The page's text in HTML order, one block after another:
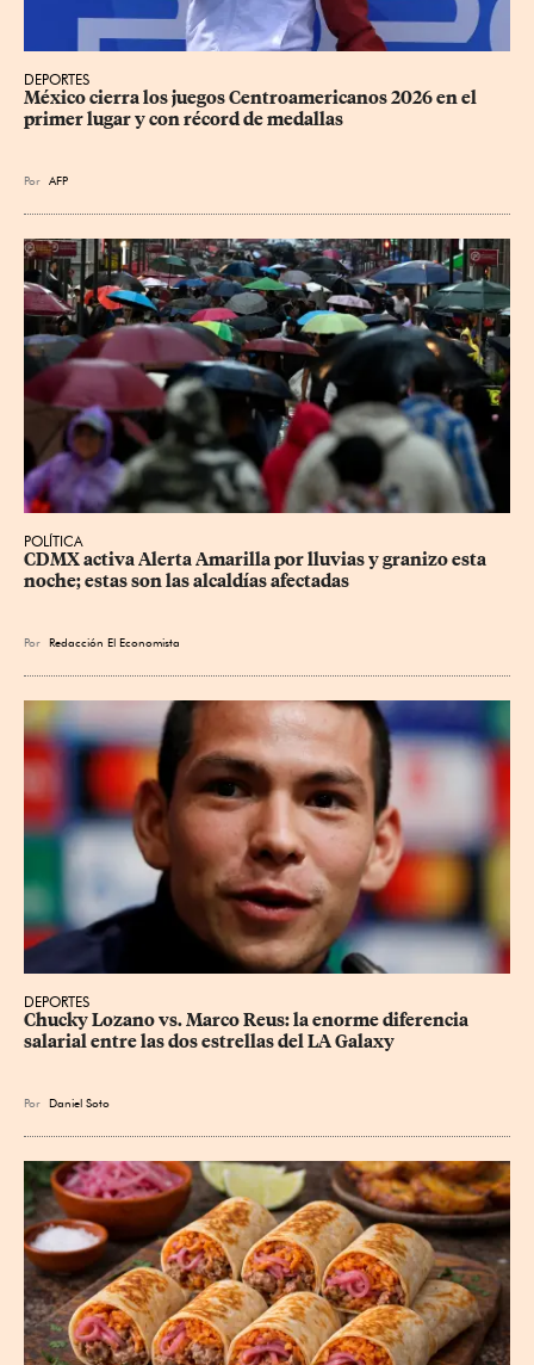
DEPORTES
México cierra los juegos Centroamericanos 2026 en el
primer lugar y con récord de medallas
Por AFP
POLÍTICA
CDMX activa Alerta Amarilla por lluvias y granizo esta
noche; estas son las alcaldías afectadas
Por Redacción El Economista
DEPORTES
Chucky Lozano vs. Marco Reus: la enorme diferencia
salarial entre las dos estrellas del LA Galaxy
Por Daniel Soto